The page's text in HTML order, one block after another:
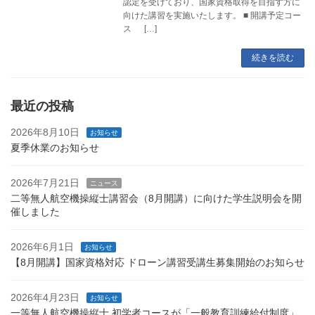
向けた講習を実施いたします。 ■ 開講予定コー
ス […]
続きを読む
最近の投稿
2026年8月10日 お知らせ
夏季休業のお知らせ
2026年7月21日 ニュース
二等無人航空機操縦士講習会（8月開講）に向けた学生説明会を開
催しました
2026年6月1日 お知らせ
【8月開講】国家資格対応 ドローン講習受講生募集開始のお知らせ
2026年4月23日 お知らせ
一等無人航空機操縦士 初学者コースが「一般教育訓練給付制度」